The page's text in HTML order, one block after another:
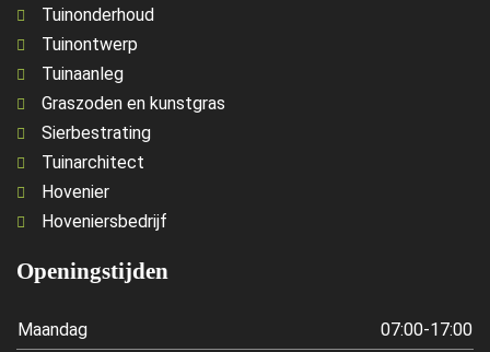
Tuinonderhoud
Tuinontwerp
Tuinaanleg
Graszoden en kunstgras
Sierbestrating
Tuinarchitect
Hovenier
Hoveniersbedrijf
Openingstijden
Maandag
07:00-17:00